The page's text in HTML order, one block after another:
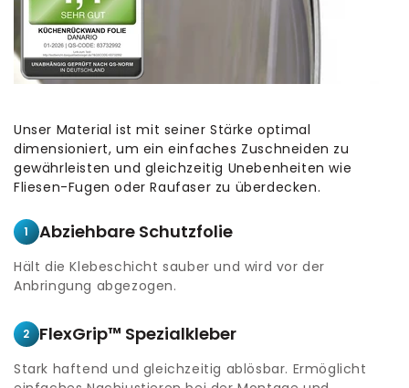
Unser Material ist mit seiner Stärke optimal
dimensioniert, um ein einfaches Zuschneiden zu
gewährleisten und gleichzeitig Unebenheiten wie
Fliesen-Fugen oder Raufaser zu überdecken.
1 Abziehbare Schutzfolie
Hält die Klebeschicht sauber und wird vor der
Anbringung abgezogen.
2 FlexGrip™ Spezialkleber
Stark haftend und gleichzeitig ablösbar. Ermöglicht